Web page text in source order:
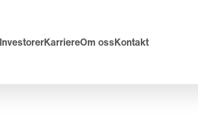
InvestorerKarriereOm ossKontakt